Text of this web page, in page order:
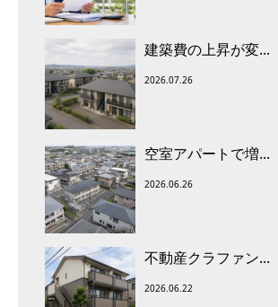
建築費の上昇が変...
2026.07.26
空室アパートで増...
2026.06.26
不動産クラファン...
2026.06.22